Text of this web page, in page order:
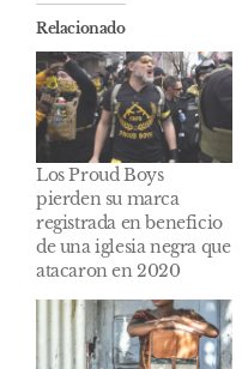
Relacionado
Los Proud Boys
pierden su marca
registrada en beneficio
de una iglesia negra que
atacaron en 2020